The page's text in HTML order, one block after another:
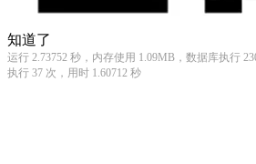
知道了
运行 2.73752 秒，内存使用 1.09MB，数据库执行
执行 37 次，用时 1.60712 秒